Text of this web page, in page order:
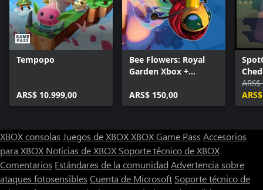
Tempopo
ARS$ 10.999,00
Bee Flowers: Royal
Garden Xbox +
ARS$ 150,00
XBOX consolas Juegos de XBOXXBOX Game Pass Accesorios
para XBOX Noticias de XBOX Soporte técnico de XBOX
Comentarios Estándares de la comunidad Advertencia sobre
ataques fotosensibles Cuenta de Microsoft Soporte técnico de